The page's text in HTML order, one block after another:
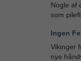
Nogle af
som
Ingen
Vikinger
nye